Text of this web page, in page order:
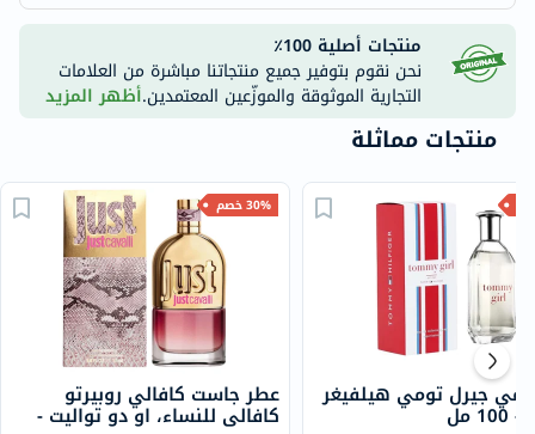
منتجات أصلية 100٪
نحن نقوم بتوفير جميع منتجاتنا مباشرة من العلامات
التجارية الموثوقة والموزّعين المعتمدين.أظهر المزيد
منتجات مماثلة
30% خصم
عطر جاست كافالي روبيرتو
كافالي للنساء، او دو تواليت -
جيرل تومي هيلفيغر
مل